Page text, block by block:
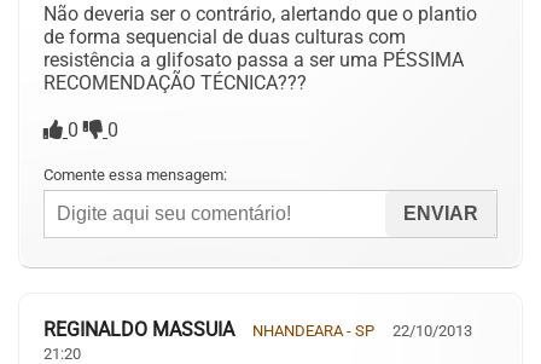
Não deveria ser o contrário, alertando que o plantio
de forma sequencial de duas culturas com
resistência a glifosato passa a ser uma PÉSSIMA
RECOMENDAÇÃO TÉCNICA???
0 0
Comente essa mensagem:
REGINALDO MASSUIA NHANDEARA - SP
22/10/2013
21:20